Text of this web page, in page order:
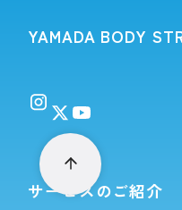
YAMADA BODY
サービスのご紹介